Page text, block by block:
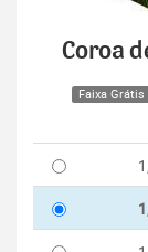
Coroa
Faixa Grátis